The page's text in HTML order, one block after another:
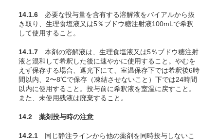
14.1.6 必要な投与量を含有する溶解液をバイアルから抜
き取り、生理食塩液又は5％ブドウ糖注射液100mLで希釈
して使用すること。
14.1.7 本剤の溶解液は、生理食塩液又は5％ブドウ糖注射
液と混和して希釈した後に速やかに使用すること。やむを
えず保存する場合、遮光下にて、室温保存下では希釈後6時
間以内、2〜8℃で保存（凍結させないこと）下では24時間
以内に使用すること。投与前に希釈液を室温に戻すこと。
また、未使用残液は廃棄すること。
14.2 薬剤投与時の注意
14.2.1 同じ静注ラインから他の薬剤を同時投与しないこ